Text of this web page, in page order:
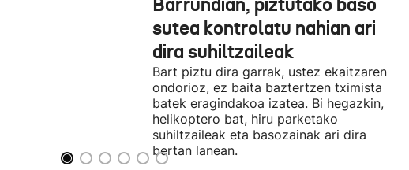
Barrundian, piztutako baso
sutea kontrolatu nahian ari
dira suhiltzaileak
Bart piztu dira garrak, ustez ekaitzaren
ondorioz, ez baita baztertzen tximista
batek eragindakoa izatea. Bi hegazkin,
helikoptero bat, hiru parketako
suhiltzaileak eta basozainak ari dira
bertan lanean.